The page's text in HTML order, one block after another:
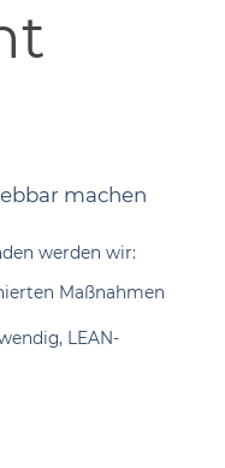
machen
werden wir:
Maßnahmen
LEAN-